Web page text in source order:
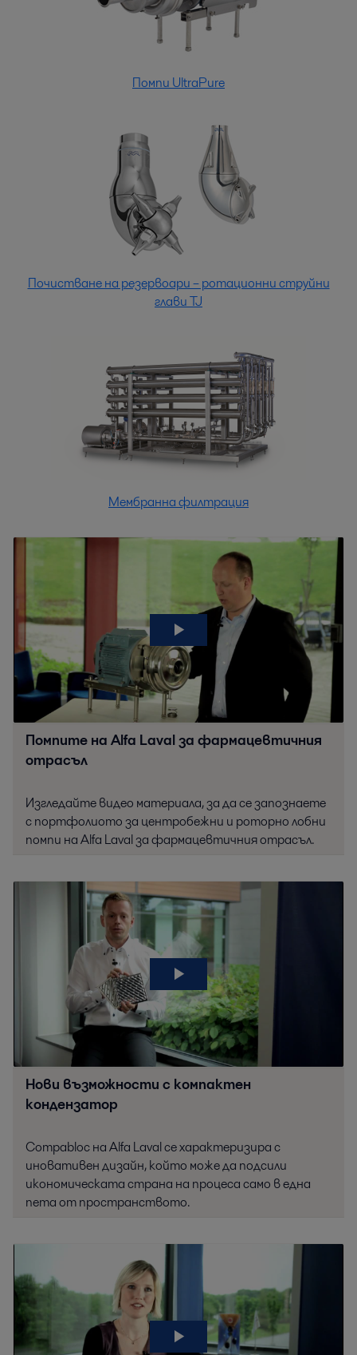
Помпи UltraPure
Почистване на резервоари – ротационни струйни
глави TJ
Мембранна филтрация
Помпите на Alfa Laval за фармацевтичния
отрасъл
Изгледайте видео материала, за да се запознаете
с портфолиото за центробежни и роторно лобни
помпи на Alfa Laval за фармацевтичния отрасъл.
Нови възможности с компактен
кондензатор
Compabloc на Alfa Laval се характеризира с
иновативен дизайн, който може да подсили
икономическата страна на процеса само в една
пета от пространството.